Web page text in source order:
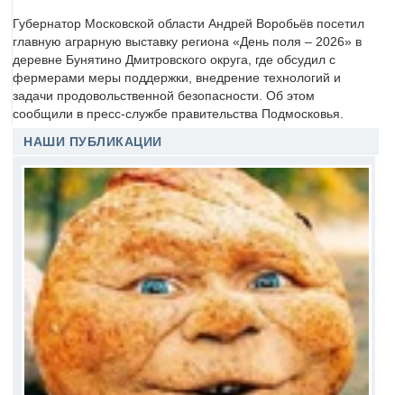
Губернатор Московской области Андрей Воробьёв посетил
главную аграрную выставку региона «День поля – 2026» в
деревне Бунятино Дмитровского округа, где обсудил с
фермерами меры поддержки, внедрение технологий и
задачи продовольственной безопасности. Об этом
сообщили в пресс-службе правительства Подмосковья.
НАШИ ПУБЛИКАЦИИ